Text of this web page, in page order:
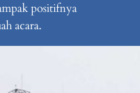
positifnya
acara.